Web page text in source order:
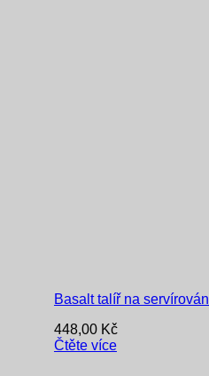
Basalt talíř na
448,00 Kč
Čtěte více